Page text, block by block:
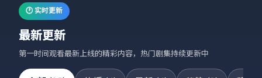
🕐 实时更新
最新更新
第一时间观看最新上线的精彩内容，热门剧集持续更新中